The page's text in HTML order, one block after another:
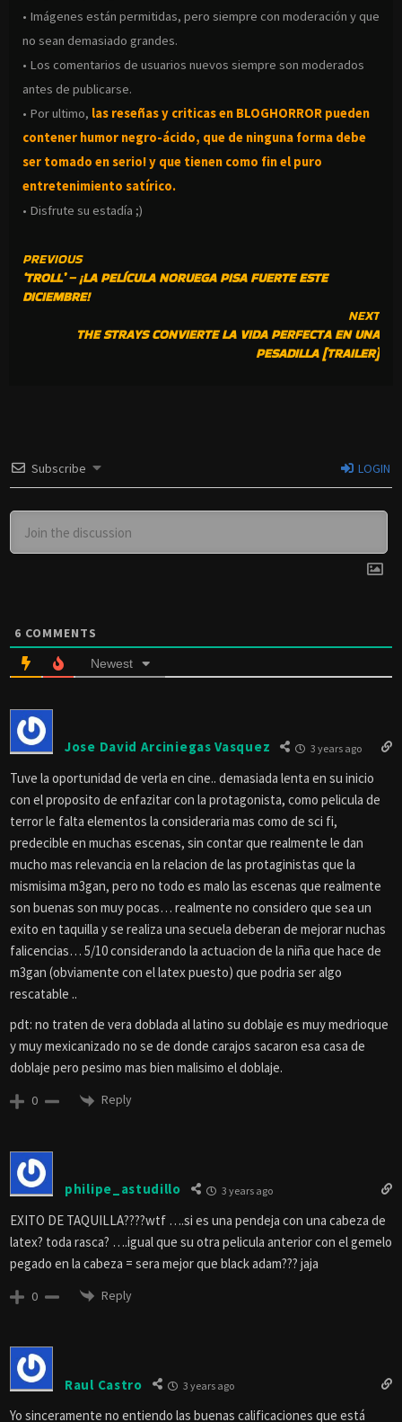
• Imágenes están permitidas, pero siempre con moderación y que
no sean demasiado grandes.
• Los comentarios de usuarios nuevos siempre son moderados
antes de publicarse.
• Por ultimo, las reseñas y criticas en BLOGHORROR pueden
contener humor negro-ácido, que de ninguna forma debe
ser tomado en serio! y que tienen como fin el puro
entretenimiento satírico.
• Disfrute su estadía ;)
CONTINUE
READING
PREVIOUS
‘TROLL’ – ¡LA PELÍCULA NORUEGA PISA FUERTE ESTE
DICIEMBRE!
NEXT
THE STRAYS CONVIERTE LA VIDA PERFECTA EN UNA
PESADILLA [TRAILER]
Subscribe LOGIN
6 COMMENTS
Newest
Jose David Arciniegas Vasquez 3 years ago
Tuve la oportunidad de verla en cine.. demasiada lenta en su inicio
con el proposito de enfazitar con la protagonista, como pelicula de
terror le falta elementos la consideraria mas como de sci fi,
predecible en muchas escenas, sin contar que realmente le dan
mucho mas relevancia en la relacion de las protaginistas que la
mismisima m3gan, pero no todo es malo las escenas que realmente
son buenas son muy pocas… realmente no considero que sea un
exito en taquilla y se realiza una secuela deberan de mejorar nuchas
falicencias… 5/10 considerando la actuacion de la niña que hace de
m3gan (obviamente con el latex puesto) que podria ser algo
rescatable ..
pdt: no traten de vera doblada al latino su doblaje es muy medrioque
y muy mexicanizado no se de donde carajos sacaron esa casa de
doblaje pero pesimo mas bien malisimo el doblaje.
0 Reply
philipe_astudillo 3 years ago
EXITO DE TAQUILLA????wtf ….si es una pendeja con una cabeza de
latex? toda rasca? ….igual que su otra pelicula anterior con el gemelo
pegado en la cabeza = sera mejor que black adam??? jaja
0 Reply
Raul Castro 3 years ago
Yo sinceramente no entiendo las buenas calificaciones que está